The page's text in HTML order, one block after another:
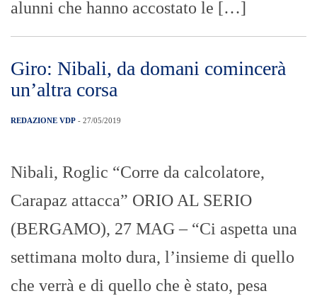
alunni che hanno accostato le […]
Giro: Nibali, da domani comincerà
un’altra corsa
REDAZIONE VDP - 27/05/2019
Nibali, Roglic “Corre da calcolatore,
Carapaz attacca” ORIO AL SERIO
(BERGAMO), 27 MAG – “Ci aspetta una
settimana molto dura, l’insieme di quello
che verrà e di quello che è stato, pesa